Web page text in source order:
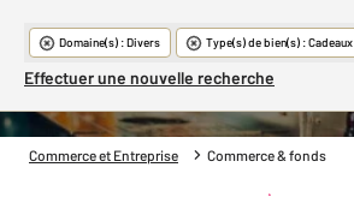
Commerce & Fonds
Domaine(s) : Divers Type(s) de bien(s) : Cadeaux
Effectuer une nouvelle recherche
Commerce et Entreprise Commerce & fonds
Créer une alerte